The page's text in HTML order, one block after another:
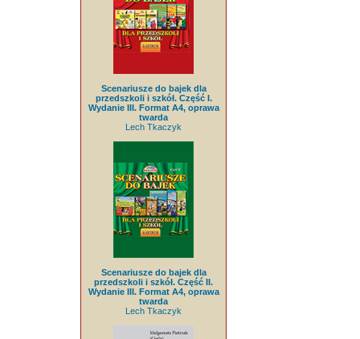
Scenariusze do bajek dla
przedszkoli i szkół. Część I.
Wydanie III. Format A4, oprawa
twarda
Lech Tkaczyk
Scenariusze do bajek dla
przedszkoli i szkół. Część II.
Wydanie III. Format A4, oprawa
twarda
Lech Tkaczyk